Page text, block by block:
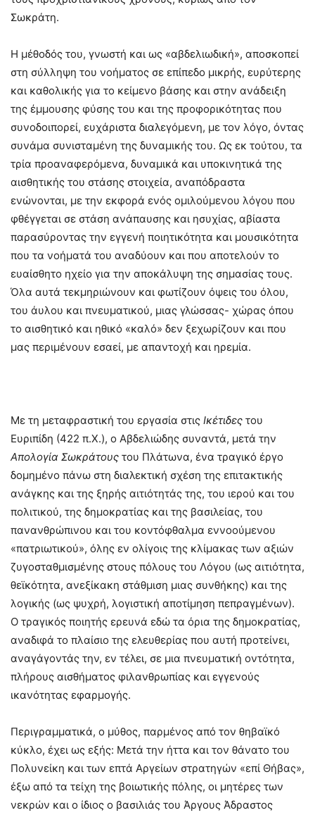
Σωκράτη.
Η μέθοδός του, γνωστή και ως «αβδελιωδική», αποσκοπεί
στη σύλληψη του νοήματος σε επίπεδο μικρής, ευρύτερης
και καθολικής για το κείμενο βάσης και στην ανάδειξη
της έμμουσης φύσης του και της προφορικότητας που
συνοδοιπορεί, ευχάριστα διαλεγόμενη, με τον λόγο, όντας
συνάμα συνισταμένη της δυναμικής του. Ως εκ τούτου, τα
τρία προαναφερόμενα, δυναμικά και υποκινητικά της
αισθητικής του στάσης στοιχεία, αναπόδραστα
ενώνονται, με την εκφορά ενός ομιλούμενου λόγου που
φθέγγεται σε στάση ανάπαυσης και ησυχίας, αβίαστα
παρασύροντας την εγγενή ποιητικότητα και μουσικότητα
που τα νοήματά του αναδύουν και που αποτελούν το
ευαίσθητο ηχείο για την αποκάλυψη της σημασίας τους.
Όλα αυτά τεκμηριώνουν και φωτίζουν όψεις του όλου,
του άυλου και πνευματικού, μιας γλώσσας- χώρας όπου
το αισθητικό και ηθικό «καλό» δεν ξεχωρίζουν και που
μας περιμένουν εσαεί, με απαντοχή και ηρεμία.
Με τη μεταφραστική του εργασία στις Ικέτιδες του
Ευριπίδη (422 π.Χ.), ο Αβδελιώδης συναντά, μετά την
Απολογία Σωκράτους του Πλάτωνα, ένα τραγικό έργο
δομημένο πάνω στη διαλεκτική σχέση της επιτακτικής
ανάγκης και της ξηρής αιτιότητάς της, του ιερού και του
πολιτικού, της δημοκρατίας και της βασιλείας, του
πανανθρώπινου και του κοντόφθαλμα εννοούμενου
«πατριωτικού», όλης εν ολίγοις της κλίμακας των αξιών
ζυγοσταθμισμένης στους πόλους του Λόγου (ως αιτιότητα,
θεϊκότητα, ανεξίκακη στάθμιση μιας συνθήκης) και της
λογικής (ως ψυχρή, λογιστική αποτίμηση πεπραγμένων).
Ο τραγικός ποιητής ερευνά εδώ τα όρια της δημοκρατίας,
αναδιφά το πλαίσιο της ελευθερίας που αυτή προτείνει,
αναγάγοντάς την, εν τέλει, σε μια πνευματική οντότητα,
πλήρους αισθήματος φιλανθρωπίας και εγγενούς
ικανότητας εφαρμογής.
Περιγραμματικά, ο μύθος, παρμένος από τον θηβαϊκό
κύκλο, έχει ως εξής: Μετά την ήττα και τον θάνατο του
Πολυνείκη και των επτά Αργείων στρατηγών «επί Θήβας»,
έξω από τα τείχη της βοιωτικής πόλης, οι μητέρες των
νεκρών και ο ίδιος ο βασιλιάς του Άργους Άδραστος